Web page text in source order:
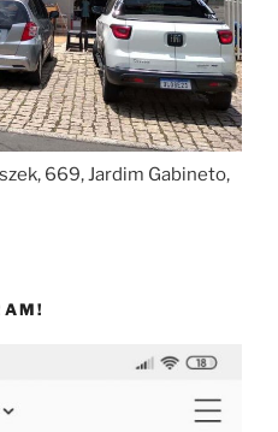
669, Jardim Gabineto,